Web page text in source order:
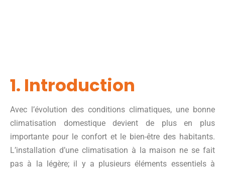
1. Introduction
Avec l’évolution des conditions climatiques, une bonne
climatisation domestique devient de plus en plus
importante pour le confort et le bien-être des habitants.
L’installation d’une climatisation à la maison ne se fait
pas à la légère; il y a plusieurs éléments essentiels à